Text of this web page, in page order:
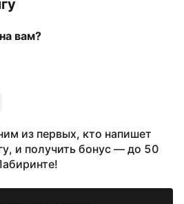
вам?
из первых, кто напишет
и получить бонус — до 50